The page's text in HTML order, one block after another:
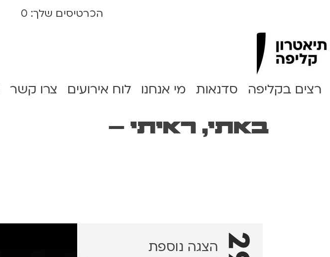
הכרטיסים שלך: 0
Clipa Theater
רצים בקליפה סדנאות מי אנחנו לוח אירועים צרו קשר
באתי, ראיתי –
הצגה נוספת